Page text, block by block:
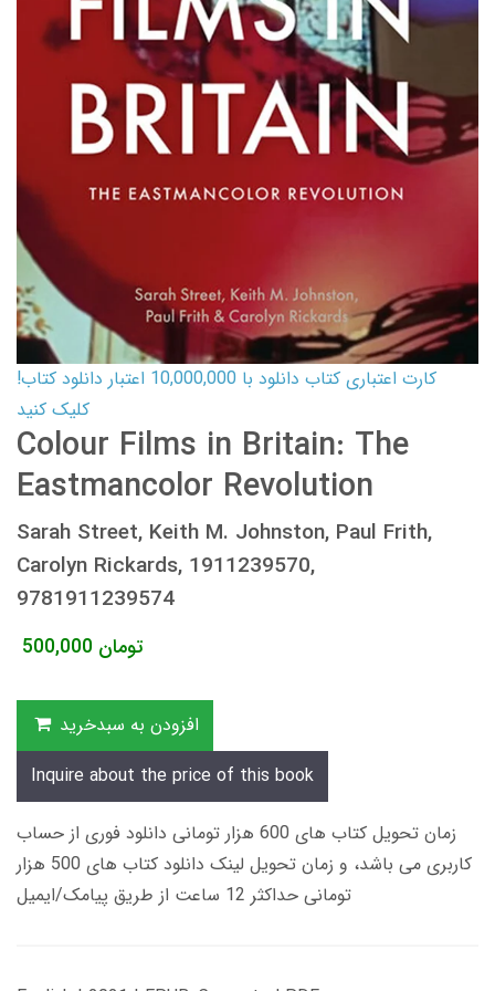
کارت اعتباری کتاب دانلود با 10,000,000 اعتبار دانلود کتاب!
کلیک کنید
Colour Films in Britain: The
Eastmancolor Revolution
Sarah Street, Keith M. Johnston, Paul Frith,
Carolyn Rickards, 1911239570,
9781911239574
500,000 تومان
افزودن به سبدخرید
Inquire about the price of this book
زمان تحویل کتاب های 600 هزار تومانی دانلود فوری از حساب
کاربری می باشد، و زمان تحویل لینک دانلود کتاب های 500 هزار
تومانی حداکثر 12 ساعت از طریق پیامک/ایمیل